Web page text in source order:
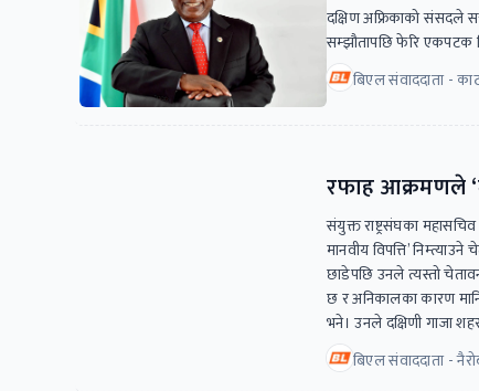
दक्षिण अफ्रिकाको संसदले
सम्झौतापछि फेरि एकपटक
बिएल संवाददाता -
रफाह आक्रमणले
संयुक्त राष्ट्रसंघका
मानवीय विपत्ति’
छाडेपछि उनले त्यस्तो
छ र अनिकालका कारण
भने। उनले दक्षिणी गाजा
बिएल संवाददाता -